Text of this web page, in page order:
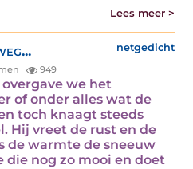
Lees meer >
netgedicht
949
we het
of onder alles wat de
toch knaagt steeds
Hij vreet de rust en de
de warmte de sneeuw
die nog zo mooi en doet